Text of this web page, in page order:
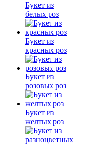
Букет из
белых роз
Букет из
красных роз
Букет из
розовых роз
Букет из
желтых роз